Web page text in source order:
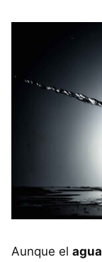
Aunque el agua